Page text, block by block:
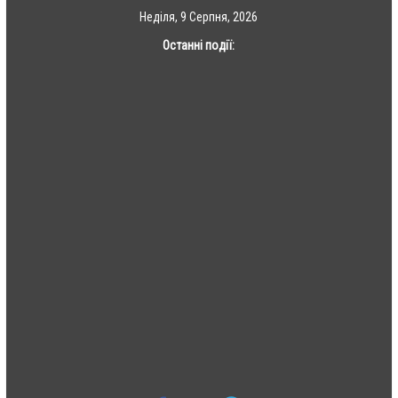
Неділя, 9 Серпня, 2026
Останні події: